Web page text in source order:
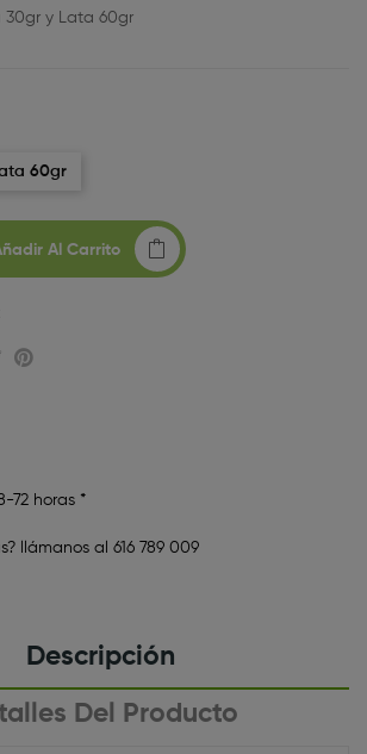
30gr y Lata 60gr
60gr
Al Carrito
72 horas *
llámanos al 616 789 009
Descripción
Del Producto